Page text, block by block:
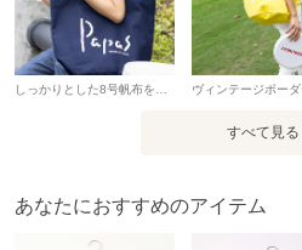
すべて見る
あなたにおすすめのアイテム